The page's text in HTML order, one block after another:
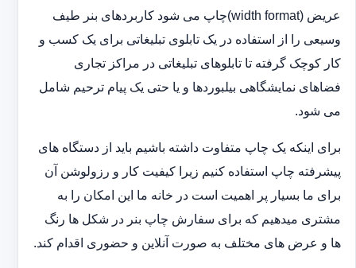
عریض (width format)چاپ می شود کاربردهای بنر طیف
وسیعی را از استفاده در یک تابلوی تبلیغاتی برای یک کسب و
کار کوچک گرفته تا تابلوهای تبلیغاتی در مراکز تجاری
فضاهای نمایشگاهی بیلبوردها و یا حتی یک پیام ترحیم شامل
می شود.
برای اینکه یک چاپ متفاوت داشته باشیم باید از دستگاه های
پیشرفته چاپ استفاده کنیم زیرا کیفیت کار و رزولوشن آن
برای ما بسیار پر اهمیت است در خانه ما این امکان را به
مشتری میدهیم که برای سفارش چاپ بنر در شکل ها رنگ
ها و عرض های مختلف به صورت آنلاین و حضوری اقدام کند.